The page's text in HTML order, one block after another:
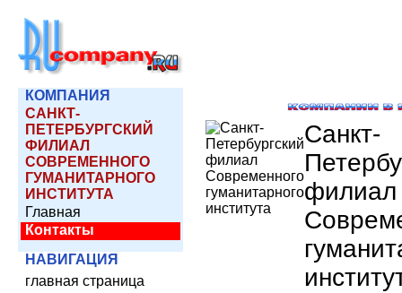
КОМПАНИЯ
САНКТ-
ПЕТЕРБУРГСКИЙ
ФИЛИАЛ
СОВРЕМЕННОГО
ГУМАНИТАРНОГО
ИНСТИТУТА
Главная
Контакты
НАВИГАЦИЯ
главная страница
Санкт-
филиал